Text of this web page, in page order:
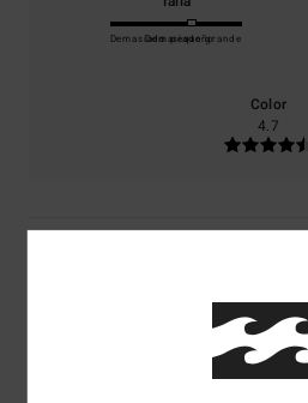
Demasiado pequeño
Demasiado grande
Color
4.7